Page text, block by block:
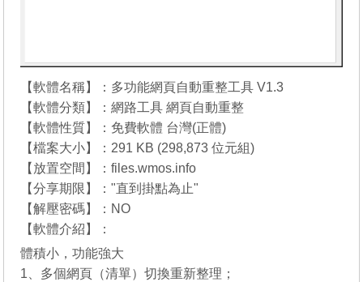
【軟體名稱】：多功能網頁自動重整工具 V1.3
【軟體分類】：網路工具 網頁自動重整
【軟體性質】：免費軟體 台灣(正體)
【檔案大小】：291 KB (298,873 位元組)
【放置空間】：files.wmos.info
【分享期限】："直到掛點為止"
【解壓密碼】：NO
【軟體介紹】：
體積小，功能強大
1、多個網頁（清單）切換重新整理；